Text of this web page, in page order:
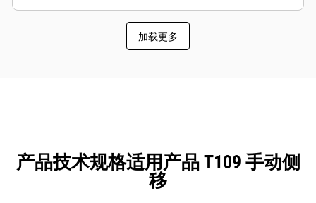
加载更多
产品技术规格适用产品 T109 手动侧
移